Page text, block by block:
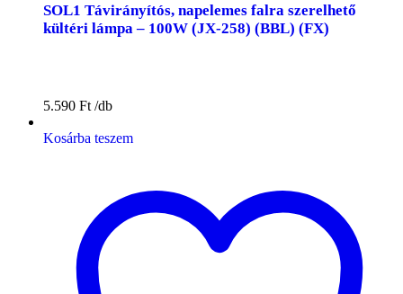
SOL1 Távirányítós, napelemes falra szerelhető
kültéri lámpa – 100W (JX-258) (BBL) (FX)
5.590 Ft
Kosárba teszem